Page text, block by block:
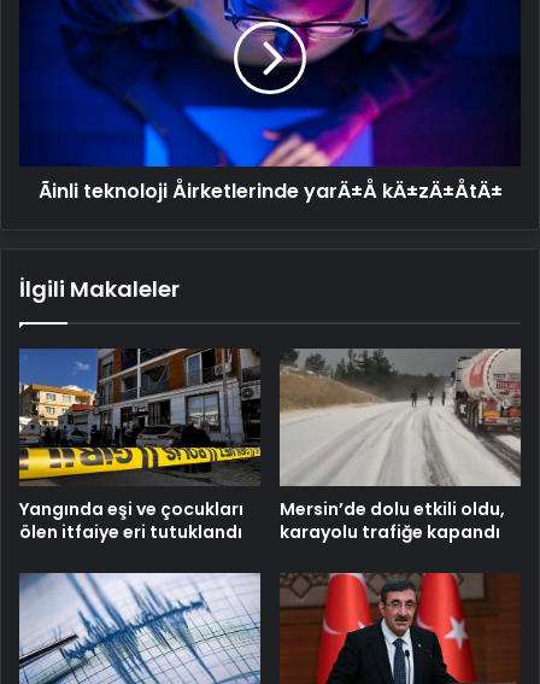
Åirketlerinde
yarÄ±Å
kÄ±zÄ±ÅtÄ±
Ãinli teknoloji Åirketlerinde yarÄ±Å kÄ±zÄ±ÅtÄ±
İlgili Makaleler
Yangında eşi ve çocukları
ölen itfaiye eri tutuklandı
Mersin’de dolu etkili oldu,
karayolu trafiğe kapandı